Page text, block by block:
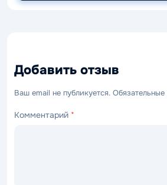
Добавить отзыв
Ваш email не публикуется.
Комментарий *